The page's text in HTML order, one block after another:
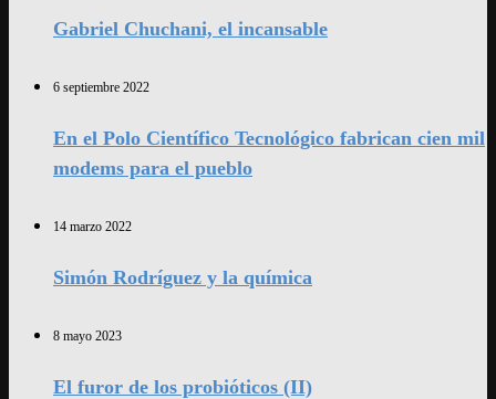
Gabriel Chuchani, el incansable
6 septiembre 2022
En el Polo Científico Tecnológico fabrican cien mil
modems para el pueblo
14 marzo 2022
Simón Rodríguez y la química
8 mayo 2023
El furor de los probióticos (II)